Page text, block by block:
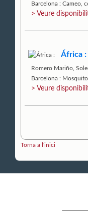
Barcelona : Cameo,
> Veure
África :
Romero Mariño,
Barcelona :
> Veure
Torna a l'inici